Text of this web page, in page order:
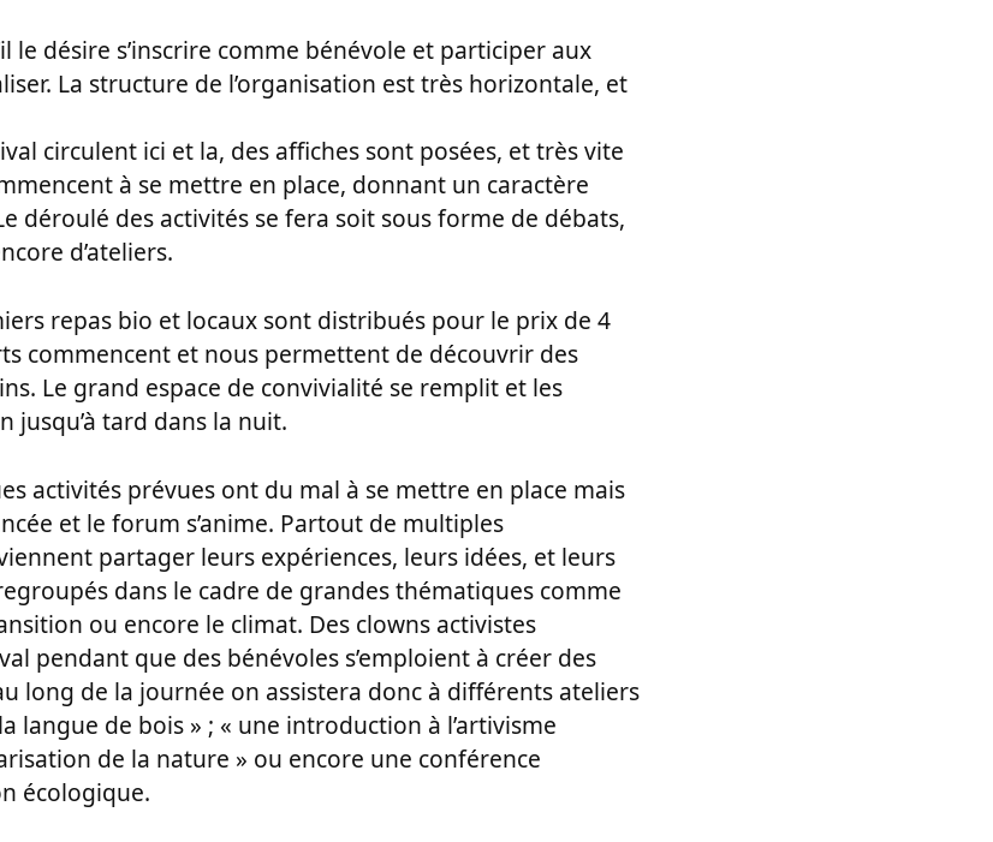
le désire s’inscrire comme bénévole et participer aux
La structure de l’organisation est très horizontale, et
circulent ici et la, des affiches sont posées, et très vite
à se mettre en place, donnant un caractère
déroulé des activités se fera soit sous forme de débats,
d’ateliers.
repas bio et locaux sont distribués pour le prix de 4
commencent et nous permettent de découvrir des
Le grand espace de convivialité se remplit et les
jusqu’à tard dans la nuit.
activités prévues ont du mal à se mettre en place mais
et le forum s’anime. Partout de multiples
partager leurs expériences, leurs idées, et leurs
dans le cadre de grandes thématiques comme
ou encore le climat. Des clowns activistes
pendant que des bénévoles s’emploient à créer des
long de la journée on assistera donc à différents ateliers
langue de bois » ; « une introduction à l’artivisme
de la nature » ou encore une conférence
écologique.